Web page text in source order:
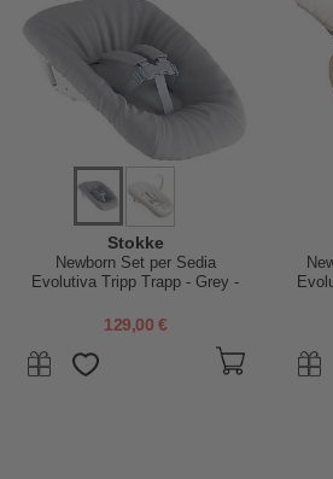
Stokke
Newborn Set per Sedia
Evolutiva Tripp Trapp - Grey -
129,00 €